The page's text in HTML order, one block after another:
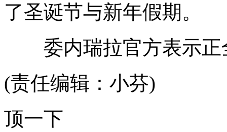
了圣诞节与新年假期。
委内瑞拉官方表示正
(责任编辑：小芬)
顶一下